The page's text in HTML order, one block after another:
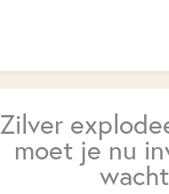
Zilver
moet je nu